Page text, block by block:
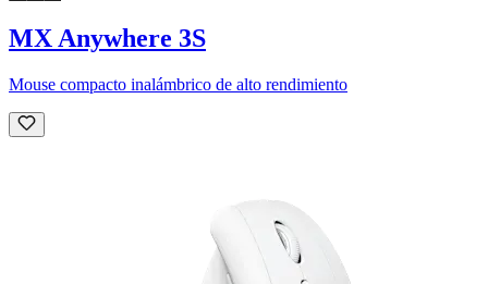
MX Anywhere 3S
Mouse compacto inalámbrico de alto rendimiento